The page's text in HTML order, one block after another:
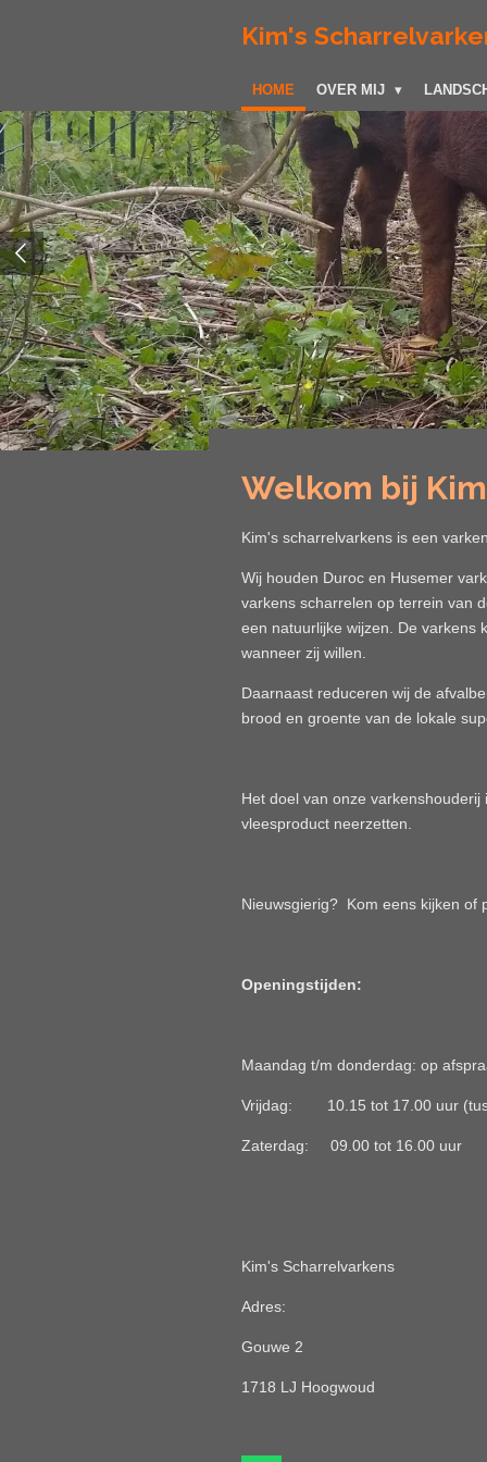
hoofdinhoud
Kim's
HOME OVER MIJ
Welkom bij
Kim's scharrelvarkens is een
Wij houden Duroc en Husemer
varkens scharrelen op terrein van
een natuurlijke wijzen. De
wanneer zij willen.
Daarnaast reduceren wij de
brood en groente van de lokale
Het doel van onze
vleesproduct neerzetten.
Nieuwsgierig? Kom eens kijken of
Openingstijden:
Maandag t/m donderdag: op
Vrijdag: 10.15 tot 17.00 uur
Zaterdag: 09.00 tot 16.00 uur
Kim's Scharrelvarkens
Adres:
Gouwe 2
1718 LJ Hoogwoud